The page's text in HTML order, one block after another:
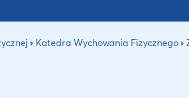
Katedra Wychowania Fizycznego